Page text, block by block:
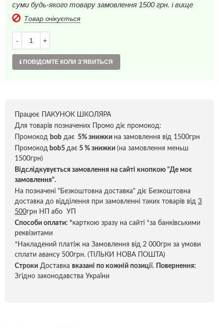
суми будь-якого товару замовлення 1500 грн. і вище
Товар очікується
- +
ПОВІДОМТЕ КОЛИ З'ЯВИТЬСЯ
Працює ПАКУНОК ШКОЛЯРА
Для товарів позначених Промо діє промокод:
Промокод bob дає 5% знижки на замовлення від 1500грн
Промокод bob5 дає 5 % знижки (на замовлення меньш
1500грн)
Відслідкувується замовлення на сайті кнопкою "Де моє
замовлення".
На позначені "Безкоштовна доставка" діє Безкоштовна
доставка до відділення при замовленні таких товарів від 3
500грн НП або УП
Способи оплати: *карткою зразу на сайті *за банківськими
реквізитами
*Накладений платіж на Замовлення від 2 000грн за умови
сплати авансу 500грн. (ТІЛЬКИ НОВА ПОШТА)
Строки Доставка вказані по кожній позиції.
Повернення:
Згідно законодавства України